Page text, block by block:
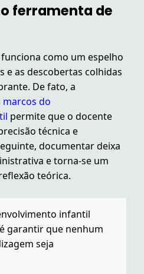
ferramenta de
como um espelho
e as descobertas colhidas
De fato, a
marcos do
permite que o docente
técnica e
documentar deixa
e torna-se um
teórica.
infantil
garantir que nenhum
seja